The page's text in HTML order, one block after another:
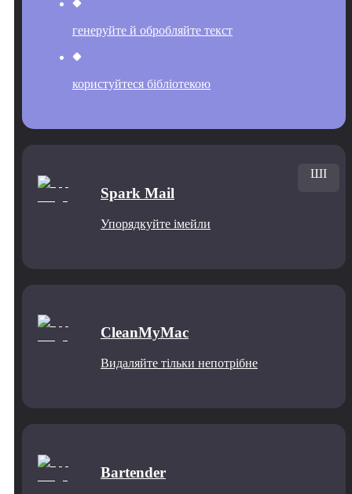
генеруйте й обробляйте текст
користуйтеся бібліотекою
Spark Mail
Упорядкуйте імейли
ШІ
CleanMyMac
Видаляйте тільки непотрібне
Bartender